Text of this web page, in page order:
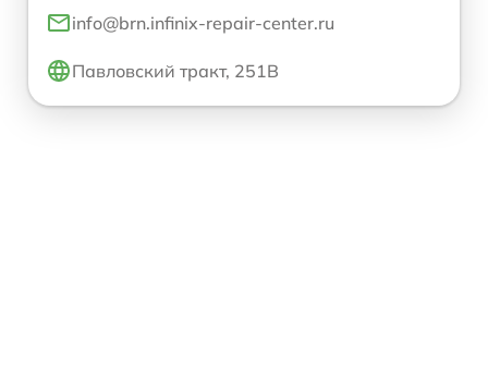
info@brn.infinix-repair-center.ru
Павловский тракт, 251В